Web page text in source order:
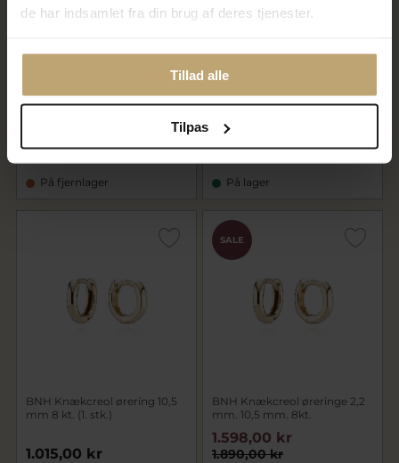
de har indsamlet fra din brug af deres tjenester.
Tillad alle
Tilpas
BNH Knæk creol øreringe 2,2
420,00 kr
På fjernlager
BNH Knæk creol øreringe 2,2
450,00 kr
På lager
BNH Knækcreol ørering 10,5
mm 8 kt. (1. stk.)
1.015,00 kr
SALE
BNH Knækcreol øreringe 2,2
mm. 10,5 mm. 8kt.
1.890,00 kr
1.598,00 kr